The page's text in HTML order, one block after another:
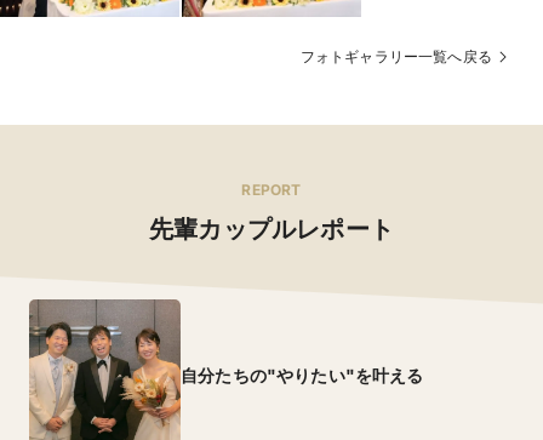
フォトギャラリー一覧へ戻る
REPORT
先輩カップルレポート
自分たちの"やりたい"を叶える